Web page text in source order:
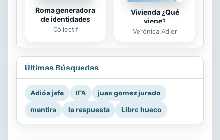
Roma generadora
de identidades
Collectif
Vivienda ¿Qué
viene?
Verónica Adler
Últimas Búsquedas
Adiós jefe IFA
juan gomez jurado
mentira
la respuesta Libro hueco